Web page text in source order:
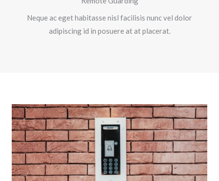
Neque ac eget habitasse nisl facilisis nunc vel dolor
adipiscing id in posuere at at placerat.